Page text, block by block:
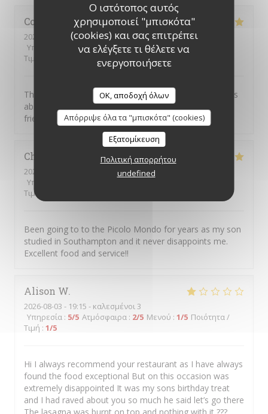
Ο ιστότοπος αυτός
χρησιμοποιεί "μπισκότα"
(cookies) και σας επιτρέπει
να ελέγξετε τι θέλετε να
ενεργοποιήσετε
OK, αποδοχή όλων
Απόρριψε όλα τα "μπισκότα" (cookies)
Εξατομίκευση
Πολιτική απορρήτου
undefined
Colin
2026-08-04
- 20:00 - καλεσμένοι 2
Υπηρεσία
/5 Ατμόσφαιρα: 5/5 Μενού: 5/5
Τιμή
This was our first visit to Piccolo Mondo. The food was
absolutely delicious and the staff were extremely
friendly. We will be returning.
Christian
2026-08-01
- 20:45 - καλεσμένοι 7
Υπηρεσία
Τιμή
Been going to to the Picolo Mondo for years as my son
studied in Southampton and it never disappoints me.
Excellent food and service!!
Alison W
2026-08-03 - 19:15 - καλεσμένοι 3
Υπηρεσία : 5/5 Ατμόσφαιρα : 2/5 Μενού : 1/5 Ποιότητα /
Τιμή : 1/5
Hi I always recommend your restaurant as I have always
found the food exceptional But on this occasion was
extremely disappointed It was my sons birthday treat
and I had raved about you so much he said let’s go there